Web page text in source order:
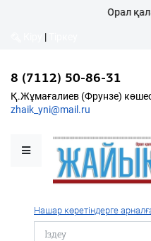
Қалалықтар қаперіне
Қоғам
Дені сау ұлт
Орал
|
8 (7112) 50-86-31
Қ.Жұмағалиев (Фрунзе)
zhaik_yni@mail.ru
Нашар көретіндерге